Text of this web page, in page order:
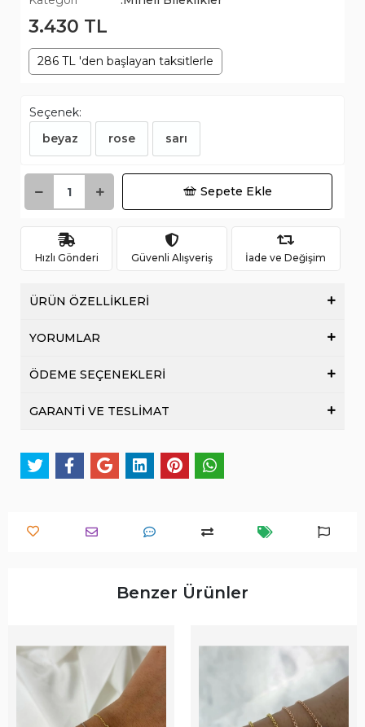
3.430 TL
286 TL 'den başlayan taksitlerle
Seçenek:
beyaz
rose sarı
Sepete Ekle
Hızlı Gönderi Güvenli Alışveriş İade ve Değişim
ÜRÜN ÖZELLİKLERİ
YORUMLAR
ÖDEME SEÇENEKLERİ
GARANTİ VE TESLİMAT
Benzer Ürünler